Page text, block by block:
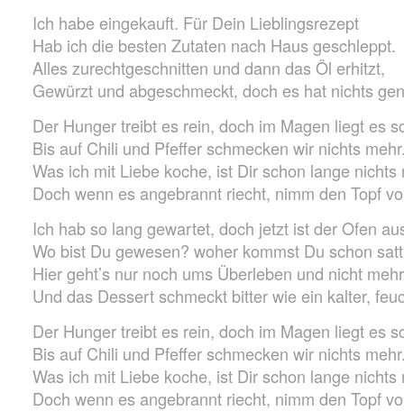
Ich habe eingekauft. Für Dein Lieblingsrezept
Hab ich die besten Zutaten nach Haus geschleppt.
Alles zurechtgeschnitten und dann das Öl erhitzt,
Gewürzt und abgeschmeckt, doch es hat nichts
Der Hunger treibt es rein, doch im Magen liegt es
Bis auf Chili und Pfeffer schmecken wir nichts
Was ich mit Liebe koche, ist Dir schon lange nichts
Doch wenn es angebrannt riecht, nimm den Topf
Ich hab so lang gewartet, doch jetzt ist der Ofen
Wo bist Du gewesen? woher kommst Du schon
Hier geht’s nur noch ums Überleben und nicht
Und das Dessert schmeckt bitter wie ein kalter,
Der Hunger treibt es rein, doch im Magen liegt es
Bis auf Chili und Pfeffer schmecken wir nichts
Was ich mit Liebe koche, ist Dir schon lange nichts
Doch wenn es angebrannt riecht, nimm den Topf